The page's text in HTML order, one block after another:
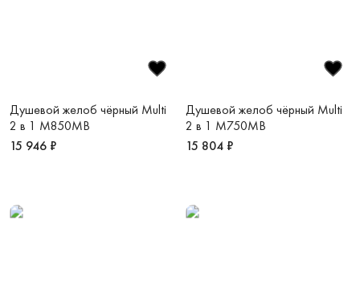
Душевой желоб чёрный Multi
2 в 1 M850MB
15 946 ₽
Душевой желоб чёрный Multi
2 в 1 M750MB
15 804 ₽